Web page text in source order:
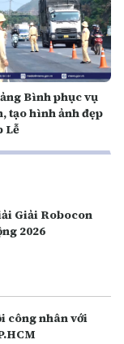
Bình phục vụ
tạo hình ảnh đẹp
Lễ
Giải Robocon
2026
công nhân với